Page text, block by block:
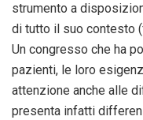
strumento a
di tutto il suo contesto
Un congresso che ha
pazienti, le loro
attenzione anche alle
presenta infatti